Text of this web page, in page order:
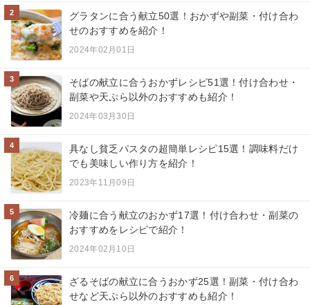
2
グラタンに合う献立50選！おかずや副菜・付け合わ
せのおすすめを紹介！
2024年02月01日
3
そばの献立に合うおかずレシピ51選！付け合わせ・
副菜や天ぷら以外のおすすめも紹介！
2024年03月30日
4
具なし貧乏パスタの超簡単レシピ15選！調味料だけ
でも美味しい作り方を紹介！
2023年11月09日
5
冷麺に合う献立のおかず17選！付け合わせ・副菜の
おすすめをレシピで紹介！
2024年02月10日
6
ざるそばの献立に合うおかず25選！副菜・付け合わ
せなど天ぷら以外のおすすめも紹介！